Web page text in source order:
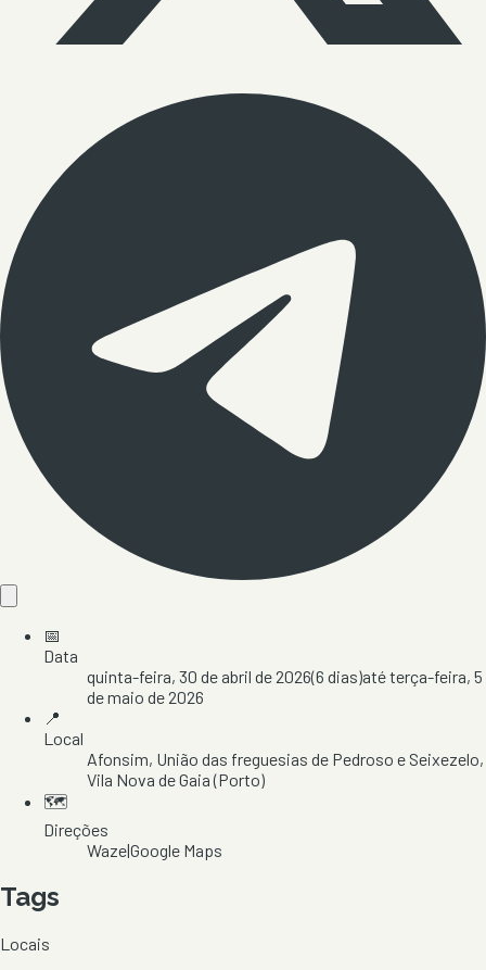
📅
Data
quinta-feira, 30 de abril de 2026(6 dias)atéterça-feira, 5
de maio de 2026
📍
Local
Afonsim, União das freguesias de Pedroso e Seixezelo,
Vila Nova de Gaia(Porto)
🗺️
Direções
Waze|Google Maps
Tags
Locais